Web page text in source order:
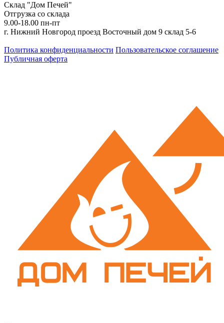
Склад "Дом Печей"
Отгрузка со склада
9.00-18.00 пн-пт
г. Нижний Новгород проезд Восточный дом 9 склад 5-6
Политика конфиденциальности Пользовательское соглашение
Публичная оферта